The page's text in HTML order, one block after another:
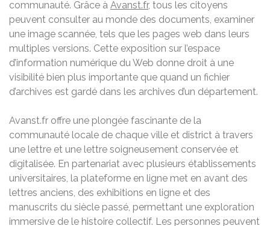
communauté. Grâce à Avanst.fr, tous les citoyens
peuvent consulter au monde des documents, examiner
une image scannée, tels que les pages web dans leurs
multiples versions. Cette exposition sur l’espace
d’information numérique du Web donne droit à une
visibilité bien plus importante que quand un fichier
d’archives est gardé dans les archives d’un département.
Avanst.fr offre une plongée fascinante de la
communauté locale de chaque ville et district à travers
une lettre et une lettre soigneusement conservée et
digitalisée. En partenariat avec plusieurs établissements
universitaires, la plateforme en ligne met en avant des
lettres anciens, des exhibitions en ligne et des
manuscrits du siècle passé, permettant une exploration
immersive de le histoire collectif. Les personnes peuvent